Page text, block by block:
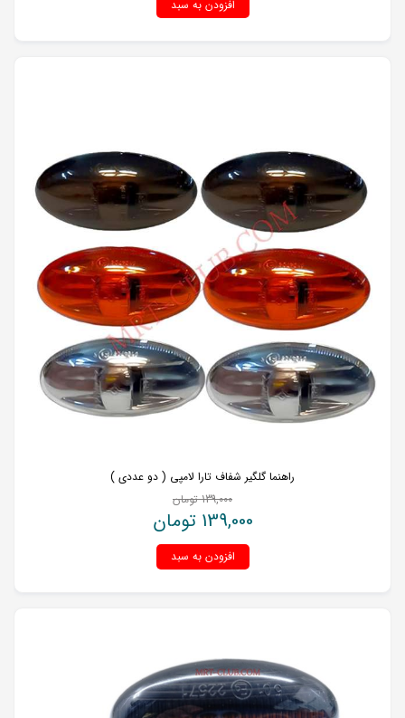
افزودن به سبد
راهنما گلگیر شفاف تارا لامپی ( دو عددی )
139,000 تومان
139,000 تومان
افزودن به سبد